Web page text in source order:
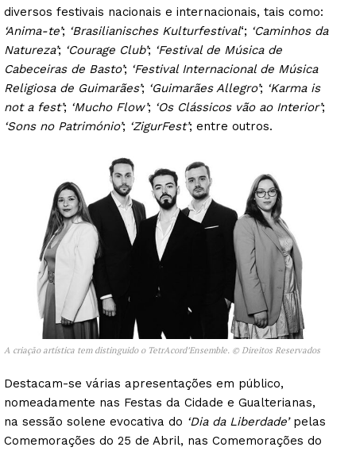
diversos festivais nacionais e internacionais, tais como:
‘Anima-te’; ‘Brasilianisches Kulturfestival‘; ‘Caminhos da
Natureza’; ‘Courage Club’; ‘Festival de Música de
Cabeceiras de Basto’; ‘Festival Internacional de Música
Religiosa de Guimarães’; ‘Guimarães Allegro’; ‘Karma is
not a fest’; ‘Mucho Flow’; ‘Os Clássicos vão ao Interior’;
‘Sons no Património’; ‘ZigurFest’; entre outros.
A criação artística tem distinguido o TetrAcord’Ensemble. © Direitos Reservados
Destacam-se várias apresentações em público,
nomeadamente nas Festas da Cidade e Gualterianas,
na sessão solene evocativa do ‘Dia da Liberdade’pelas
Comemorações do 25 de Abril, nas Comemorações do